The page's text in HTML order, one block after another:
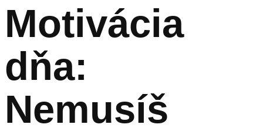
Motivácia
dňa:
Nemusíš